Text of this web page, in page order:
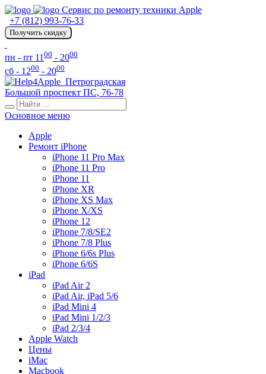
Сервис по ремонту техники Apple
+7 (812) 993-76-33
Получить скидку
пн - пт 11 00 - 2000
сб - 1200 - 2000
Петроградская
Большой проспект ПС, 76-78
Основное меню
Apple
Ремонт iPhone
iPhone 11 Pro Max
iPhone 11 Pro
iPhone 11
iPhone XR
iPhone XS Max
iPhone X/XS
iPhone 12
iPhone 7/8/SE2
iPhone 7/8 Plus
iPhone 6/6s Plus
iPhone 6/6S
iPad
iPad Air 2
iPad Air, iPad 5/6
iPad Mini 4
iPad Mini 1/2/3
iPad 2/3/4
Apple Watch
Цены
iMac
Macbook